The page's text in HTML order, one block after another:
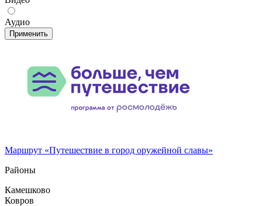
Аудио
Применить
Маршрут «Путешествие в город оружейной славы»
Районы
Камешково
Ковров